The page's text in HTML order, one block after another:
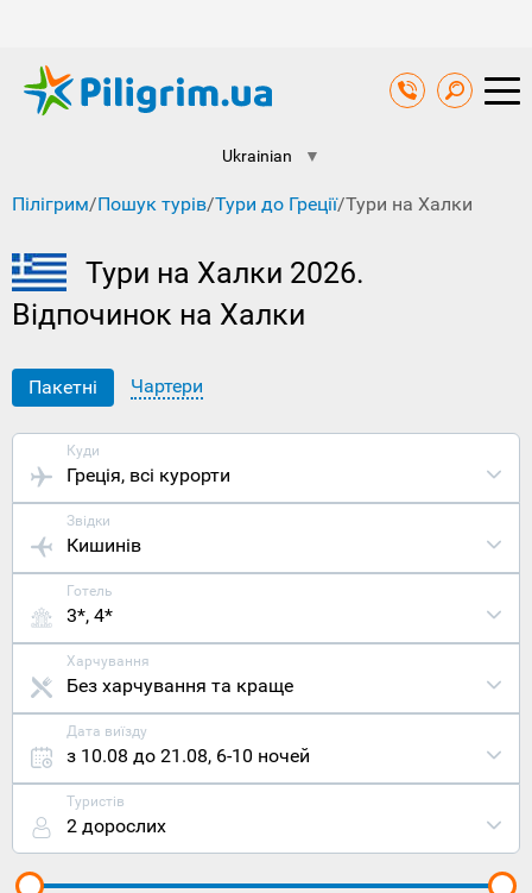
Ukrainian ▼
Пілігрим/Пошук турів/Тури до Греції/Тури на Халки
Тури на Халки 2026.
Відпочинок на Халки
Пакетні Чартери
Куди
Греція, всі курорти
Звідки
Кишинів
Готель
3*, 4*
Харчування
Без харчування та краще
Дата виїзду
з 10.08 до 21.08, 6-10 ночей
Туристів
2 дорослих